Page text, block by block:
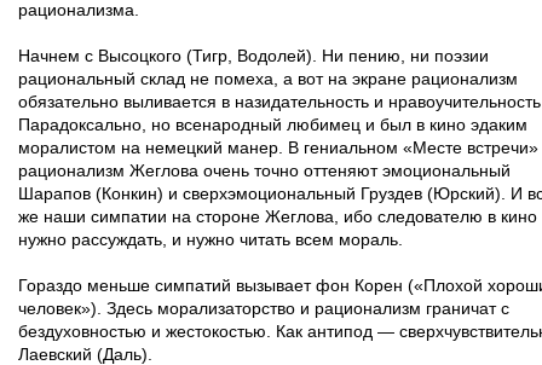
рационализма.
Начнем с Высоцкого (Тигр, Водолей). Ни пению, ни поэзии
рациональный склад не помеха, а вот на экране рационализм
обязательно выливается в назидательность и
Парадоксально, но всенародный любимец и был в кино эдаким
моралистом на немецкий манер. В гениальном «Месте встречи»
рационализм Жеглова очень точно оттеняют эмоциональный
Шарапов (Конкин) и сверхэмоциональный Груздев (Юрский). И
же наши симпатии на стороне Жеглова, ибо следователю в кино
нужно рассуждать, и нужно читать всем мораль.
Гораздо меньше симпатий вызывает фон Корен («Плохой
человек»). Здесь морализаторство и рационализм граничат с
бездуховностью и жестокостью. Как антипод —
Лаевский (Даль).